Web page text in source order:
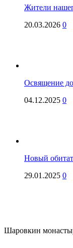
Жители
20.03.2026 0
Освящение
04.12.2025 0
Новый
29.01.2025 0
Шаровкин